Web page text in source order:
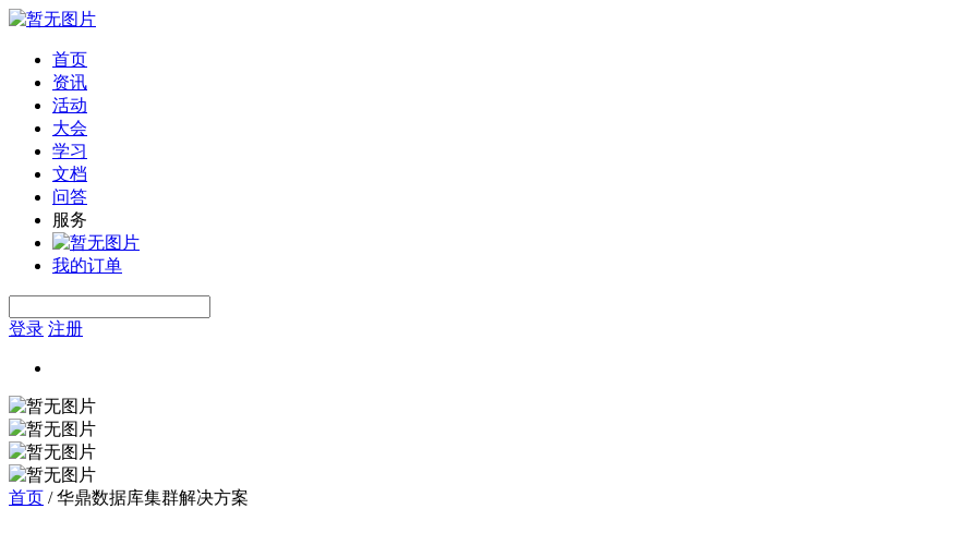
首页
资讯
活动
大会
学习
文档
问答
服务
我的订单
登录 注册
首页 /华鼎数据库集群解决方案